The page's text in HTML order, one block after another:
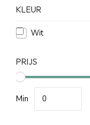
KLEUR
Wit
PRIJS
Min